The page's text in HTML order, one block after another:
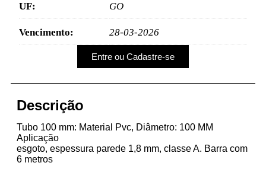
UF: GO
Vencimento: 28-03-2026
Entre ou Cadastre-se
Descrição
Tubo 100 mm: Material Pvc, Diâmetro: 100 MM
Aplicação
esgoto, espessura parede 1,8 mm, classe A. Barra com
6 metros